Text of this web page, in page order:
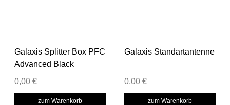
Galaxis Splitter Box PFC
Advanced Black
0,00 €
zum Warenkorb
Galaxis Standartantenne
0,00 €
zum Warenkorb